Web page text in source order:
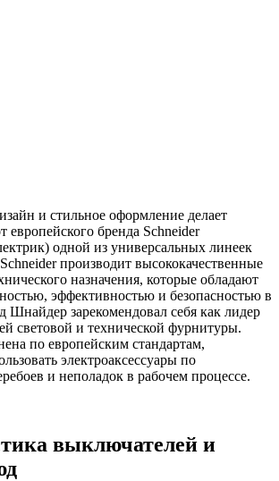
и стильное оформление делает
бренда Schneider
одной из универсальных линеек
производит высококачественные
назначения, которые обладают
эффективностью и безопасностью в
Шнайдер зарекомендовал себя как лидер
световой и технической фурнитуры.
по европейским стандартам,
электроаксессуары по
и неполадок в рабочем процессе.
выключателей и